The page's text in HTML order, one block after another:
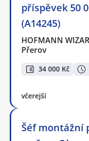
příspěvek 50
(A14245)
HOFMANN
Přerov
34 000 Kč
včerejší
Šéf montážní